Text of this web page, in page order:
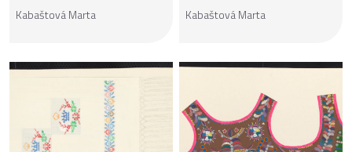
Kabaštová Marta Kabaštová Marta